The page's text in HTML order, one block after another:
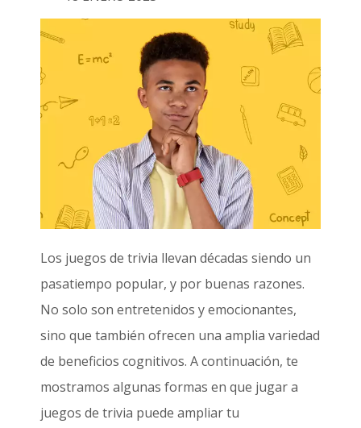
Los juegos de trivia llevan décadas siendo un
pasatiempo popular, y por buenas razones.
No solo son entretenidos y emocionantes,
sino que también ofrecen una amplia variedad
de beneficios cognitivos. A continuación, te
mostramos algunas formas en que jugar a
juegos de trivia puede ampliar tu